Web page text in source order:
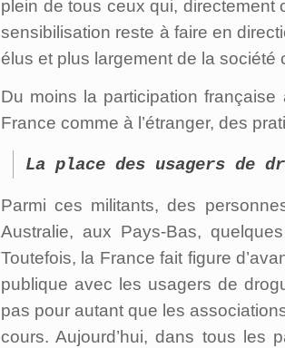
plein de tous ceux qui,
sensibilisation reste à faire en
élus et plus largement de la société
Du moins la participation
France comme à l’étranger, des
La place des usagers de
Parmi ces militants, des
Australie, aux Pays-Bas,
Toutefois, la France fait figure
publique avec les usagers de
pas pour autant que les
cours. Aujourd’hui, dans tous les